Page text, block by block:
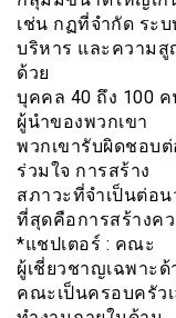
เช่น กฏที่จำกัด ระ
บริหาร และความสู
ด้วย
บุคคล 40 ถึง 100
ผู้นำของพวกเขา
พวกเขารับผิดชอบ
ร่วมใจ การสร้าง
สภาวะที่จำเป็นต่อ
ที่สุดคือการสร้างค
*แชปเตอร์ : คณะ
ผู้เชี่ยวชาญเฉพาะ
คณะเป็นครอบครัว